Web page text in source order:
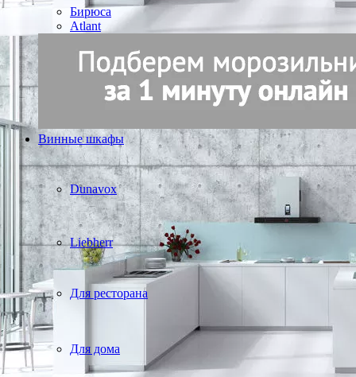
Бирюса
Atlant
Винные шкафы
Dunavox
Liebherr
Для ресторана
Для дома